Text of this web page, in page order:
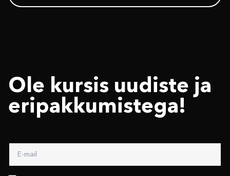
Ole kursis uudiste ja
eri­pakkumistega!